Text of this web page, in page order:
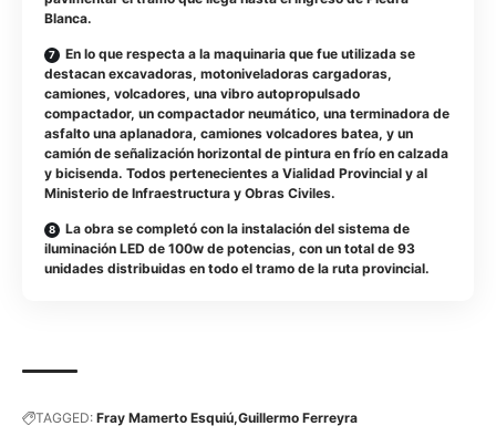
Blanca.
En lo que respecta a la maquinaria que fue utilizada se
destacan excavadoras, motoniveladoras cargadoras,
camiones, volcadores, una vibro autopropulsado
compactador, un compactador neumático, una terminadora de
asfalto una aplanadora, camiones volcadores batea, y un
camión de señalización horizontal de pintura en frío en calzada
y bicisenda. Todos pertenecientes a Vialidad Provincial y al
Ministerio de Infraestructura y Obras Civiles.
La obra se completó con la instalación del sistema de
iluminación LED de 100w de potencias, con un total de 93
unidades distribuidas en todo el tramo de la ruta provincial.
TAGGED: Fray Mamerto Esquiú Guillermo Ferreyra